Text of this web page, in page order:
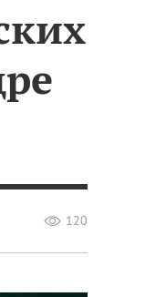
120